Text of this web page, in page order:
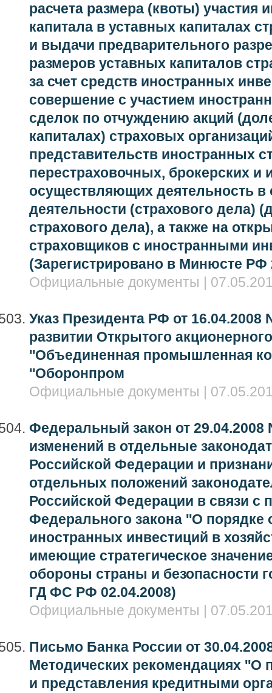
расчета размера (квоты) участия
капитала в уставных капиталах
и выдачи предварительного
размеров уставных капиталов
за счет средств иностранных
совершение с участием
сделок по отчуждению акций
капиталах) страховых
представительств иностранных
перестраховочных, брокерских и
осуществляющих деятельность в
деятельности (страхового дела)
страхового дела), а также на
страховщиков с иностранными
(Зарегистрировано в Минюсте РФ
Официальные документы |
Указ Президента РФ от
развитии Открытого
''Объединенная промышленная
''Оборонпром
Официальные документы |
Федеральный закон от
изменений в отдельные
Российской Федерации и
отдельных положений
Российской Федерации в связи с
Федерального закона ''О порядке
иностранных инвестиций в
имеющие стратегическое
обороны страны и безопасности
ГД ФС РФ 02.04.2008)
Официальные документы |
Письмо Банка России от
Методических рекомендациях ''О
и представления кредитными